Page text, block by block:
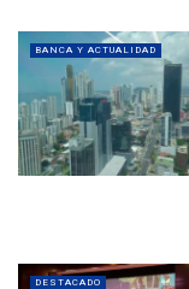
BANCA Y ACTUALIDAD
DESTACADO